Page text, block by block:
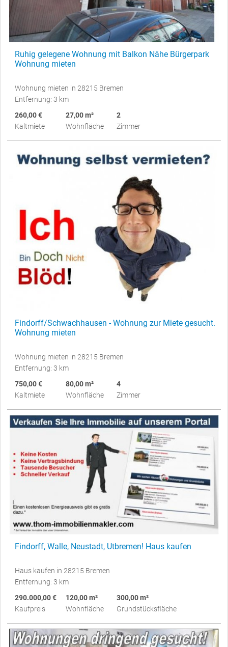
Ruhig gelegene Wohnung mit Balkon Nähe Bürgerpark
Wohnung mieten
Wohnung mieten in 28215 Bremen
Entfernung: 3 km
260,00 €
Kaltmiete
27,00 m²
Wohnfläche
2
Zimmer
Findorff/Schwachhausen - Wohnung zur Miete gesucht.
Wohnung mieten
Wohnung mieten in 28215 Bremen
Entfernung: 3 km
750,00 €
Kaltmiete
80,00 m²
Wohnfläche
4
Zimmer
Findorff, Walle, Neustadt, Utbremen! Haus kaufen
Haus kaufen in 28215 Bremen
Entfernung: 3 km
290.000,00 €
Kaufpreis
120,00 m²
Wohnfläche
300,00 m²
Grundstücksfläche